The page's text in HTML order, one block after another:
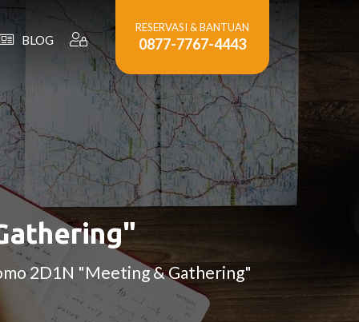
BLOG
RESERVASI & BANTUAN
0877-7767-4443
2D1N "Meeting & Gathering"